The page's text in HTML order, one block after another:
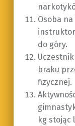
Osoba
do góry.
braku
fizycznej.
kg stojąc